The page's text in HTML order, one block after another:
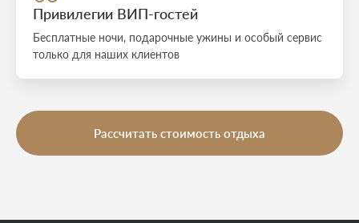
Привилегии ВИП-гостей
Бесплатные ночи, подарочные ужины и особый сервис
только для наших клиентов
Рассчитать стоимость отдыха